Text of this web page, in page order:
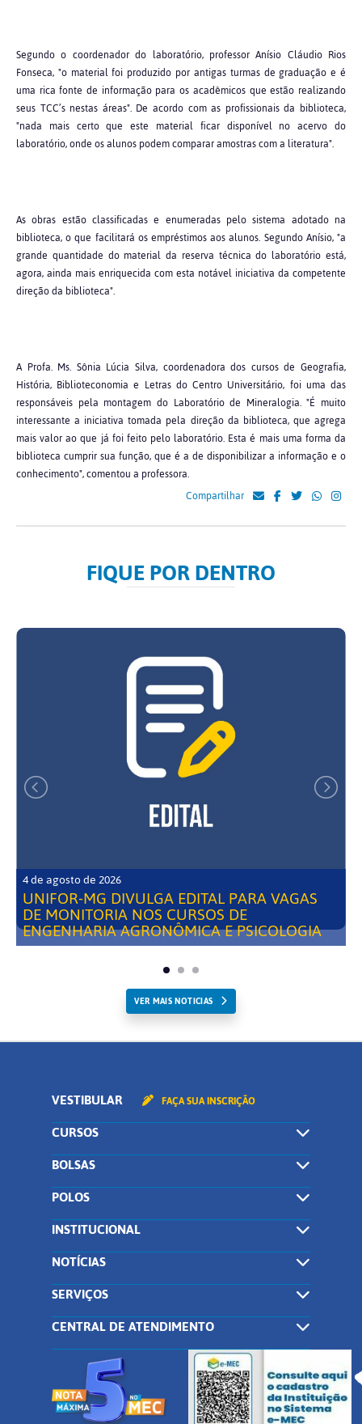
Segundo o coordenador do laboratório, professor Anísio Cláudio Rios
Fonseca, "o material foi produzido por antigas turmas de graduação e é
uma rica fonte de informação para os acadêmicos que estão realizando
seus TCC’s nestas áreas". De acordo com as profissionais da biblioteca,
"nada mais certo que este material ficar disponível no acervo do
laboratório, onde os alunos podem comparar amostras com a literatura".
As obras estão classificadas e enumeradas pelo sistema adotado na
biblioteca, o que facilitará os empréstimos aos alunos. Segundo Anísio, "a
grande quantidade do material da reserva técnica do laboratório está,
agora, ainda mais enriquecida com esta notável iniciativa da competente
direção da biblioteca".
A Profa. Ms. Sônia Lúcia Silva, coordenadora dos cursos de Geografia,
História, Biblioteconomia e Letras do Centro Universitário, foi uma das
responsáveis pela montagem do Laboratório de Mineralogia. "É muito
interessante a iniciativa tomada pela direção da biblioteca, que agrega
mais valor ao que já foi feito pelo laboratório. Esta é mais uma forma da
biblioteca cumprir sua função, que é a de disponibilizar a informação e o
conhecimento", comentou a professora.
Compartilhar
FIQUE POR DENTRO
4 de agosto de 2026
UNIFOR-MG DIVULGA EDITAL PARA VAGAS
DE MONITORIA NOS CURSOS DE
ENGENHARIA AGRONÔMICA E PSICOLOGIA
VER MAIS NOTICIAS
VESTIBULAR FAÇA SUA INSCRIÇÃO
CURSOS
BOLSAS
POLOS
INSTITUCIONAL
NOTÍCIAS
SERVIÇOS
CENTRAL DE ATENDIMENTO